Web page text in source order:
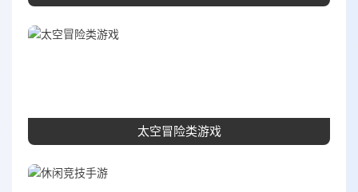
太空冒险类游戏